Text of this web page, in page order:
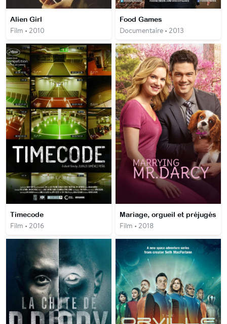
Alien Girl
Film • 2010
Food Games
Documentaire • 2013
Timecode
Film • 2016
Mariage, orgueil et préjugés
Film • 2018